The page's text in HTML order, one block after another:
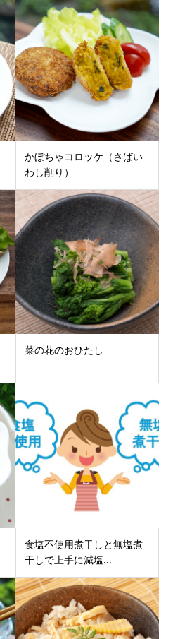
かぼちゃコロッケ（さばい
わし削り）
菜の花のおひたし
食塩不使用煮干しと無塩煮
干しで上手に減塩...